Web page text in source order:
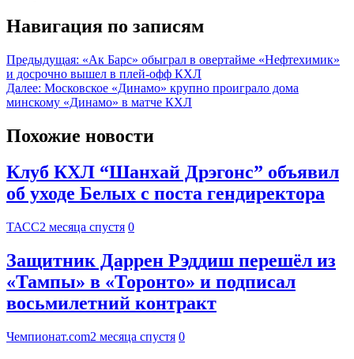
Навигация по записям
Предыдущая: «Ак Барс» обыграл в овертайме «Нефтехимик»
и досрочно вышел в плей-офф КХЛ
Далее: Московское «Динамо» крупно проиграло дома
минскому «Динамо» в матче КХЛ
Похожие новости
Клуб КХЛ “Шанхай Дрэгонс” объявил
об уходе Белых с поста гендиректора
ТАСС2 месяца спустя 0
Защитник Даррен Рэддиш перешёл из
«Тампы» в «Торонто» и подписал
восьмилетний контракт
Чемпионат.com2 месяца спустя 0